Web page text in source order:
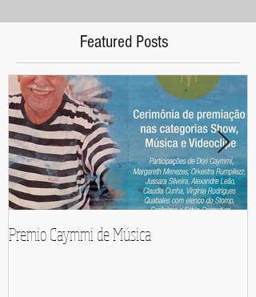
Featured Posts
Premio Caymmi de Música